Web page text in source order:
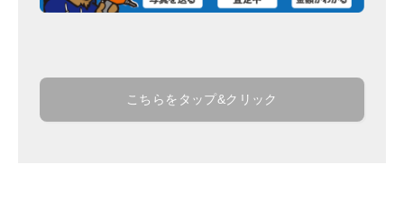
こちらをタップ&クリック